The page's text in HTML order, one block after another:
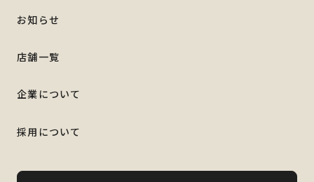
お知らせ
店舗一覧
採用について
企業について